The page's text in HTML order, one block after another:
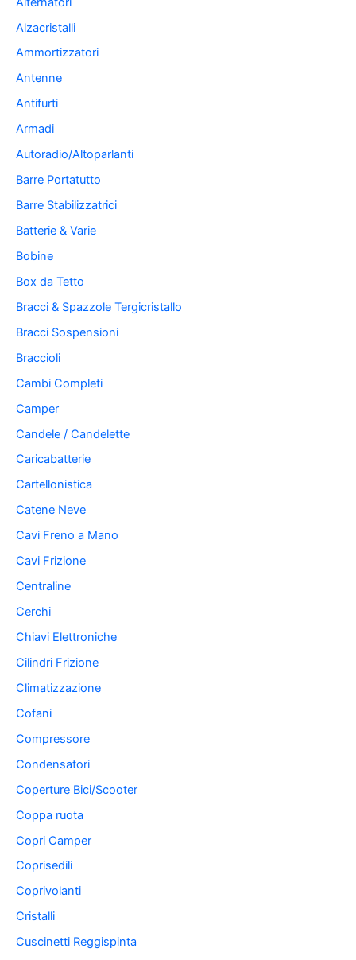
Alzacristalli
Ammortizzatori
Antenne
Antifurti
Armadi
Autoradio/Altoparlanti
Barre Portatutto
Barre Stabilizzatrici
Batterie & Varie
Bobine
Box da Tetto
Bracci & Spazzole Tergicristallo
Bracci Sospensioni
Braccioli
Cambi Completi
Camper
Candele / Candelette
Caricabatterie
Cartellonistica
Catene Neve
Cavi Freno a Mano
Cavi Frizione
Centraline
Cerchi
Chiavi Elettroniche
Cilindri Frizione
Climatizzazione
Cofani
Compressore
Condensatori
Coperture Bici/Scooter
Coppa ruota
Copri Camper
Coprisedili
Coprivolanti
Cristalli
Cuscinetti Reggispinta